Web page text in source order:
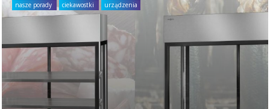
nasze porady ciekawostki urządzenia